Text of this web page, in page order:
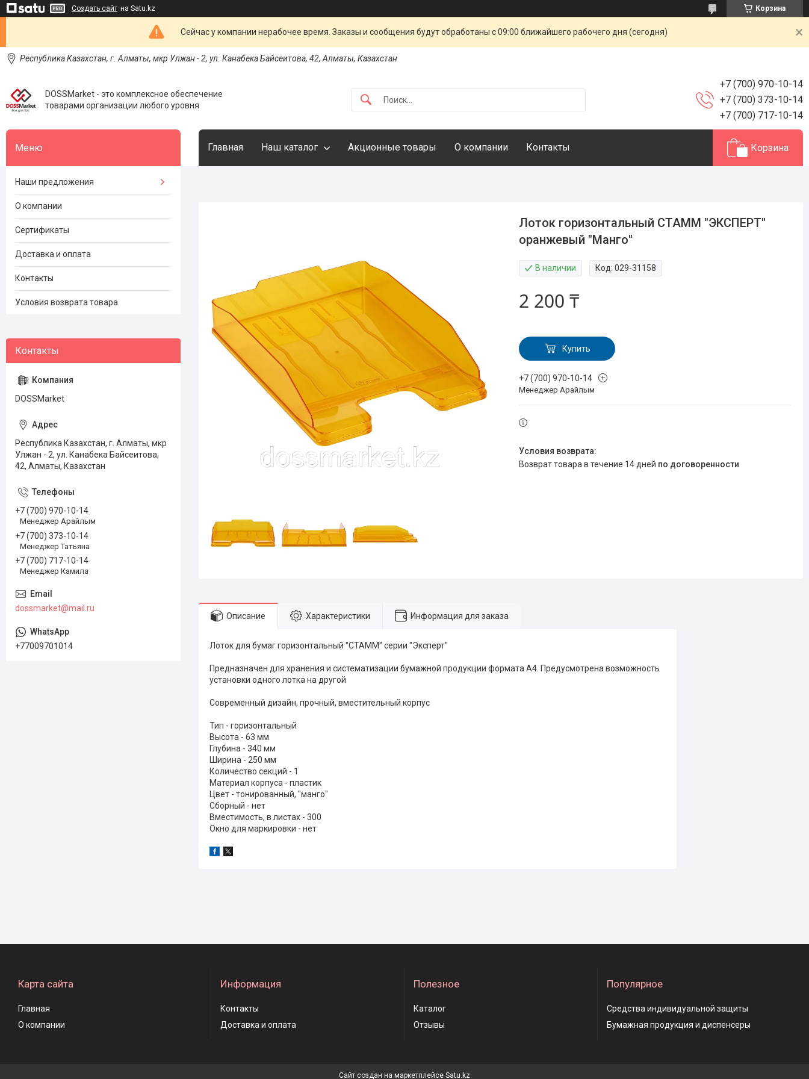
Создать сайт на Satu.kz Корзина
Сейчас у компании нерабочее время. Заказы и сообщения будут обработаны с 09:00 ближайшего рабочего дня (сегодня)
Республика Казахстан, г. Алматы, мкр Улжан - 2, ул. Канабека Байсеитова, 42, Алматы, Казахстан
DOSSMarket - это комплексное обеспечение
товарами организации любого уровня
+7 (700) 970-10-14
+7 (700) 373-10-14
+7 (700) 717-10-14
Главная Наш каталог Акционные товары О компании Контакты Корзина
Лоток горизонтальный СТАММ "ЭКСПЕРТ"
оранжевый "Манго"
В наличии Код:029-31158
2 200 ₸
Купить
+7 (700) 970-10-14
Менеджер Арайлым
возврат товара в течение 14 дней по договоренности
Описание Характеристики Информация для заказа
Лоток для бумаг горизонтальный "СТАММ" серии "Эксперт"
Предназначен для хранения и систематизации бумажной продукции формата А4. Предусмотрена возможность
установки одного лотка на другой
Современный дизайн, прочный, вместительный корпус
Тип - горизонтальный
Высота - 63 мм
Глубина - 340 мм
Ширина - 250 мм
Количество секций - 1
Материал корпуса - пластик
Цвет - тонированный, "манго"
Сборный - нет
Вместимость, в листах - 300
Окно для маркировки - нет
Наши предложения
О компании
Сертификаты
Доставка и оплата
Контакты
Условия возврата товара
DOSSMarket
Республика Казахстан, г. Алматы, мкр
Улжан - 2, ул. Канабека Байсеитова,
42, Алматы, Казахстан
+7 (700) 970-10-14
Менеджер Арайлым
+7 (700) 373-10-14
Менеджер Татьяна
+7 (700) 717-10-14
Менеджер Камила
dossmarket@mail.ru
+77009701014
Карта сайта
Главная
О компании
Информация
Контакты
Доставка и оплата
Полезное
Каталог
Отзывы
Популярное
Средства индивидуальной защиты
Бумажная продукция и диспенсеры
Сайт создан на маркетплейсе Satu.kz